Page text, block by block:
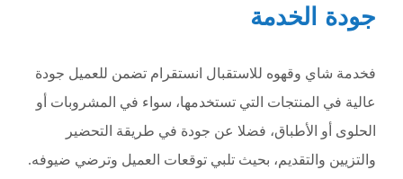
جودة الخدمة
فخدمة شاي وقهوه للاستقبال انستقرام تضمن للعميل جودة
عالية في المنتجات التي تستخدمها، سواء في المشروبات أو
الحلوى أو الأطباق، فضلا عن جودة في طريقة التحضير
والتزيين والتقديم، بحيث تلبي توقعات العميل وترضي ضيوفه.